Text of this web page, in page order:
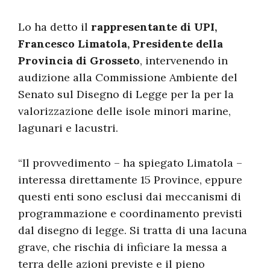
Lo ha detto il rappresentante di UPI,
Francesco Limatola, Presidente della
Provincia di Grosseto, intervenendo in
audizione alla Commissione Ambiente del
Senato sul Disegno di Legge per la per la
valorizzazione delle isole minori marine,
lagunari e lacustri.
“Il provvedimento – ha spiegato Limatola –
interessa direttamente 15 Province, eppure
questi enti sono esclusi dai meccanismi di
programmazione e coordinamento previsti
dal disegno di legge. Si tratta di una lacuna
grave, che rischia di inficiare la messa a
terra delle azioni previste e il pieno